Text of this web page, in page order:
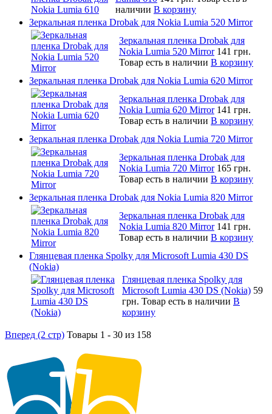
наличии В корзину
Зеркальная пленка Drobak для Nokia Lumia 520 Mirror
Зеркальная пленка Drobak для
Nokia Lumia 520 Mirror 141 грн.
Товар есть в наличии В корзину
Зеркальная пленка Drobak для Nokia Lumia 620 Mirror
Зеркальная пленка Drobak для
Nokia Lumia 620 Mirror 141 грн.
Товар есть в наличии В корзину
Зеркальная пленка Drobak для Nokia Lumia 720 Mirror
Зеркальная пленка Drobak для
Nokia Lumia 720 Mirror 165 грн.
Товар есть в наличии В корзину
Зеркальная пленка Drobak для Nokia Lumia 820 Mirror
Зеркальная пленка Drobak для
Nokia Lumia 820 Mirror 141 грн.
Товар есть в наличии В корзину
Глянцевая пленка Spolky для Microsoft Lumia 430 DS
(Nokia)
Глянцевая пленка Spolky для
Microsoft Lumia 430 DS (Nokia) 59
грн. Товар есть в наличии В
корзину
Вперед (2 стр) Товары 1 - 30 из 158